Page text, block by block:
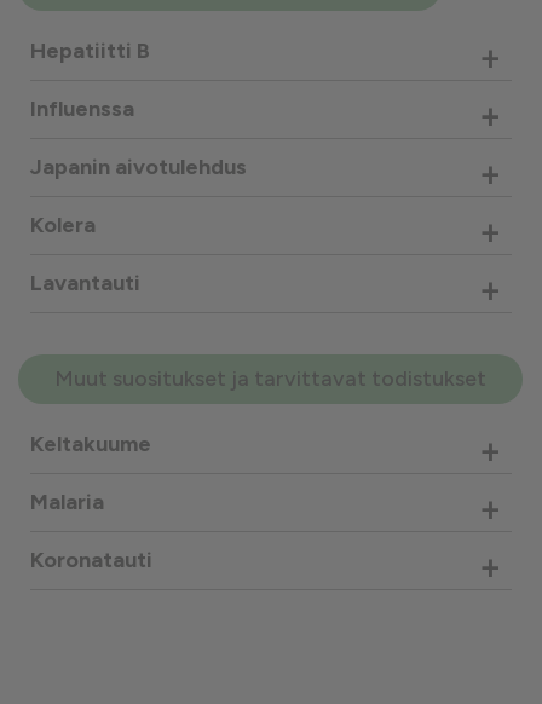
Hepatiitti B +
Influenssa +
Japanin aivotulehdus +
Kolera +
Lavantauti +
Muut suositukset ja tarvittavat todistukset
Keltakuume +
Malaria +
Koronatauti +